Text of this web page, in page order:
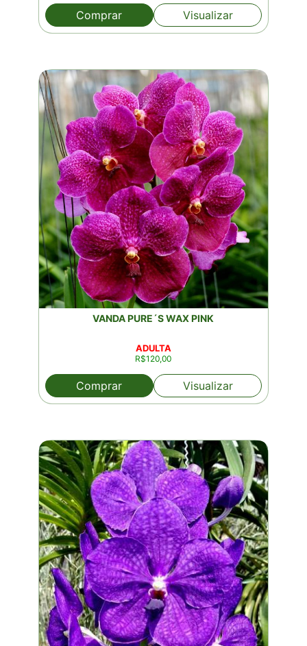
Comprar Visualizar
VANDA PURE´S WAX PINK
ADULTA
R$120,00
Comprar Visualizar